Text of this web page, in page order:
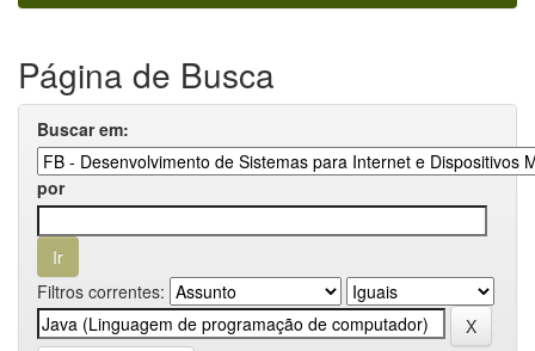
Página de Busca
Buscar em:
por
Filtros correntes: